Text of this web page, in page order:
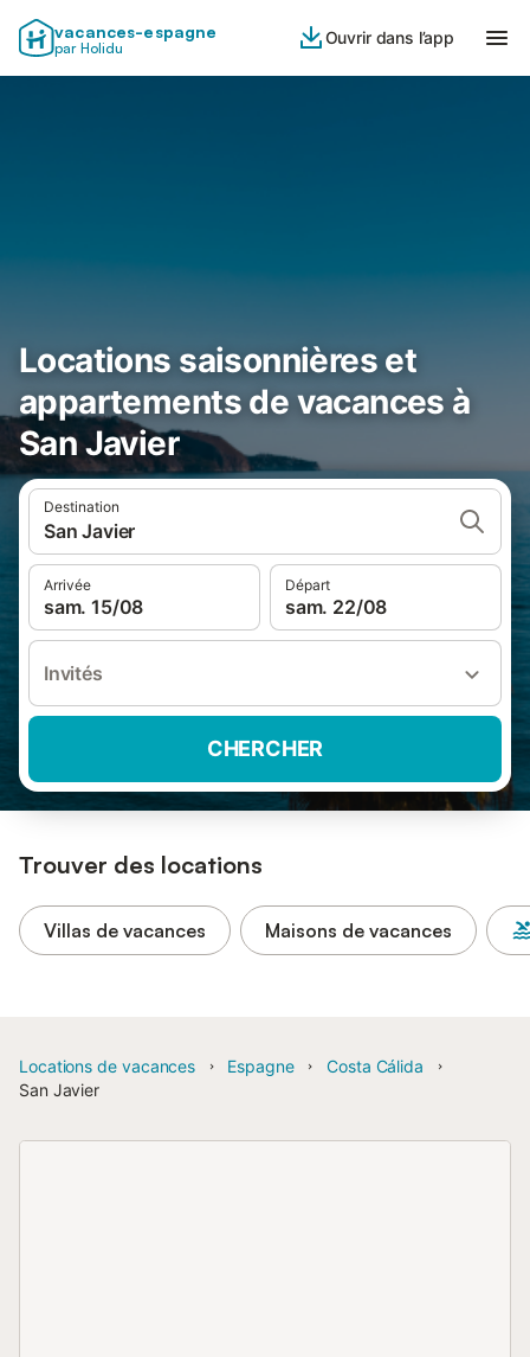
vacances-espagne
par Holidu
Ouvrir dans l’app
Locations saisonnières et
appartements de vacances à
San Javier
Destination
San Javier
Arrivée
sam. 15/08
Départ
sam. 22/08
Invités
CHERCHER
Trouver des locations
Villas de vacances Maisons de vacances
Locations de vacances Espagne
Costa Cálida
San Javier